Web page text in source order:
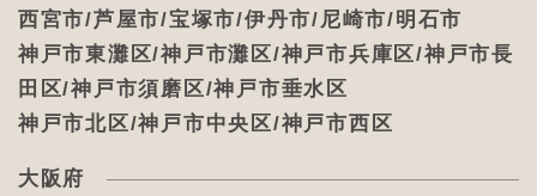
西宮市/芦屋市/宝塚市/伊丹市/尼崎市/明石市
神戸市東灘区/神戸市灘区/神戸市兵庫区/神戸市長
田区/神戸市須磨区/神戸市垂水区
神戸市北区/神戸市中央区/神戸市西区
大阪府